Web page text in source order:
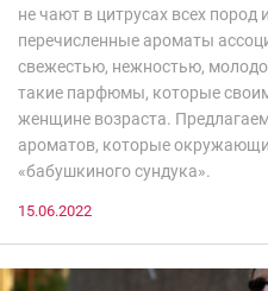
не чают в цитрусах всех пород
перечисленные ароматы
свежестью, нежностью,
такие парфюмы, которые
женщине возраста.
ароматов, которые
«бабушкиного сундука».
15.06.2022